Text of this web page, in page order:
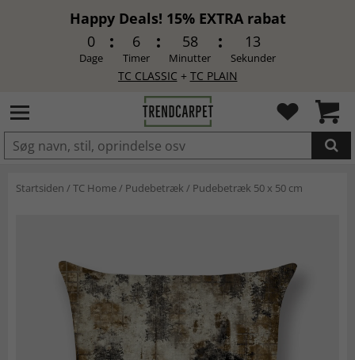
Happy Deals! 15% EXTRA rabat
0
Dage
6
Timer
58
Minutter
12
Sekunder
TC CLASSIC + TC PLAIN
LAGT I INDKØBSKURVEN.
Startsiden /TC Home/ Pudebetræk / Pudebetræk 50 x 50 cm